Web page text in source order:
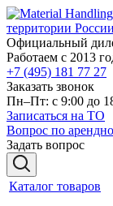
Официальный
Работаем с 2013
+7 (495) 181 77 27
Заказать звонок
Пн–Пт: с 9:00 до
Записаться на ТО
Вопрос по
Задать вопрос
Каталог товаров